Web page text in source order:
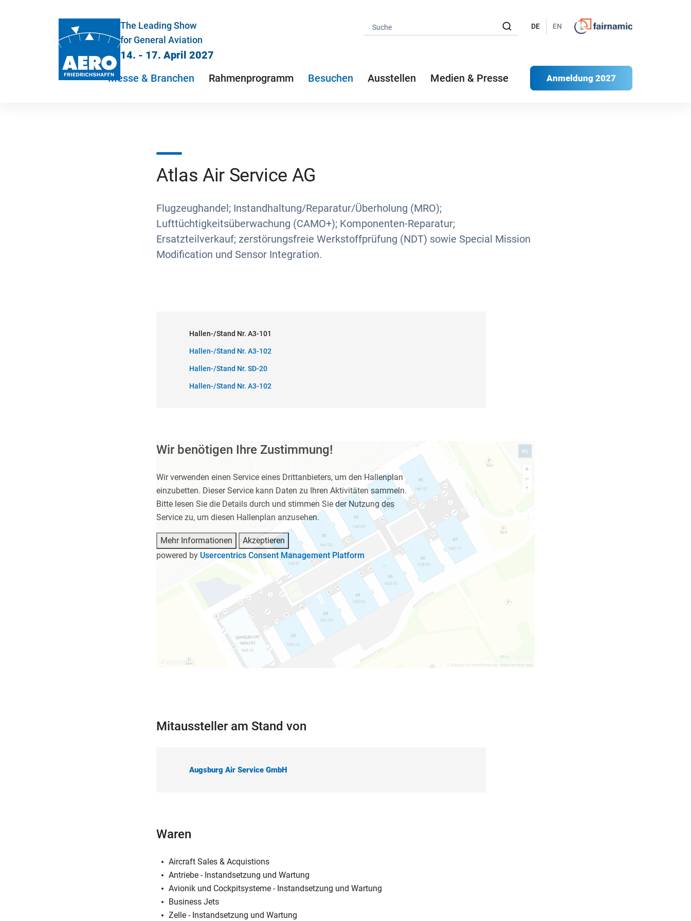
The Leading Show
for General Aviation
14. - 17. April 2027
DE EN
Messe & Branchen Rahmenprogramm Besuchen Ausstellen Medien & Presse Anmeldung 2027
Atlas Air Service AG
Flugzeughandel; Instandhaltung/Reparatur/Überholung (MRO);
Lufttüchtigkeitsüberwachung (CAMO+); Komponenten-Reparatur;
Ersatzteilverkauf; zerstörungsfreie Werkstoffprüfung (NDT) sowie Special Mission
Modification und Sensor Integration.
Hallen-/Stand Nr. A3-101
Hallen-/Stand Nr. A3-102
Hallen-/Stand Nr. SD-20
Hallen-/Stand Nr. A3-102
Wir benötigen Ihre Zustimmung!
Wir verwenden einen Service eines Drittanbieters, um den Hallenplan
einzubetten. Dieser Service kann Daten zu Ihren Aktivitäten sammeln.
Bitte lesen Sie die Details durch und stimmen Sie der Nutzung des
Service zu, um diesen Hallenplan anzusehen.
Mehr Informationen
Akzeptieren
powered by Usercentrics Consent Management Platform
Mitaussteller am Stand von
Augsburg Air Service GmbH
Waren
Aircraft Sales & Acquistions
Antriebe - Instandsetzung und Wartung
Avionik und Cockpitsysteme - Instandsetzung und Wartung
Business Jets
Zelle - Instandsetzung und Wartung